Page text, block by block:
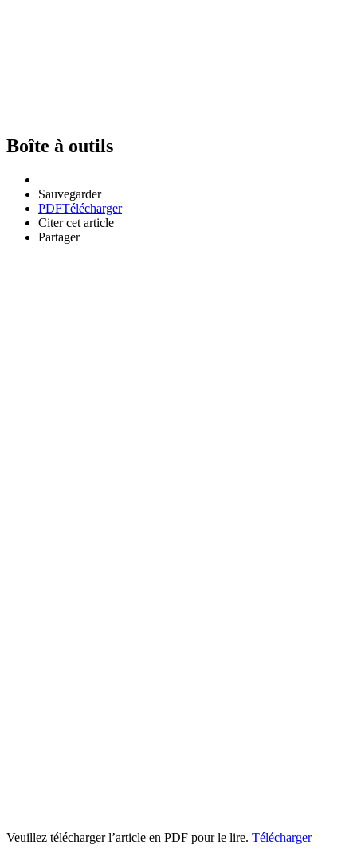
Boîte à outils
Sauvegarder
PDFTélécharger
Citer cet article
Partager
Veuillez télécharger l’article en PDF pour le lire. Télécharger